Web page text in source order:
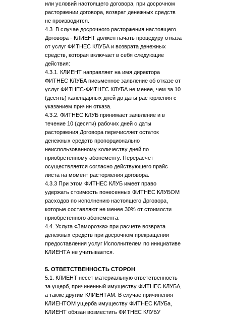
или условий настоящего договора, при досрочном
расторжении договора, возврат денежных средств
не производится.
4.3. В случае досрочного расторжения настоящего
Договора - КЛИЕНТ должен начать процедуру отказа
от услуг ФИТНЕС КЛУБА и возврата денежных
средств, которая включает в себя следующие
действия:
4.3.1. КЛИЕНТ направляет на имя директора
ФИТНЕС КЛУБА письменное заявление об отказе от
услуг ФИТНЕС-ФИТНЕС КЛУБА не менее, чем за 10
(десять) календарных дней до даты расторжения с
указанием причин отказа.
4.3.2. ФИТНЕС КЛУБ принимает заявление и в
течение 10 (десяти) рабочих дней с даты
расторжения Договора перечисляет остаток
денежных средств пропорционально
неиспользованному количеству дней по
приобретенному абонементу. Перерасчет
осуществляется согласно действующего прайс
листа на момент расторжения договора.
4.3.3 При этом ФИТНЕС КЛУБ имеет право
удержать стоимость понесенных ФИТНЕС КЛУБОМ
расходов по исполнению настоящего Договора,
которые составляют не менее 30% от стоимости
приобретенного абонемента.
4.4. Услуга «Заморозка» при расчете возврата
денежных средств при досрочном прекращении
предоставления услуг Исполнителем по инициативе
КЛИЕНТА не учитывается.
5. ОТВЕТСТВЕННОСТЬ СТОРОН
5.1. КЛИЕНТ несет материальную ответственность
за ущерб, причиненный имуществу ФИТНЕС КЛУБА,
а также другим КЛИЕНТАМ. В случае причинения
КЛИЕНТОМ ущерба имуществу ФИТНЕС КЛУБа,
КЛИЕНТ обязан возместить ФИТНЕС КЛУБУ